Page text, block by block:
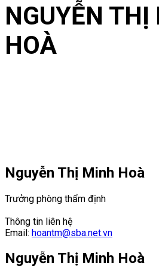
NGUYỄN
HOÀ
Nguyễn Thị Minh Hoà
Trưởng phòng thẩm định
Thông tin liên hệ
Email: hoantm@sba.net.vn
Nguyễn Thị Minh Hoà